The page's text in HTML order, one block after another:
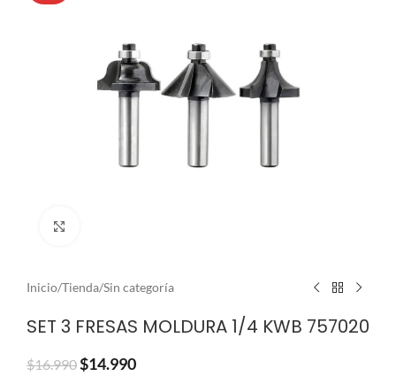
Inicio/Tienda/Sin categoría
SET 3 FRESAS MOLDURA 1/4 KWB 757020
$16.990$14.990